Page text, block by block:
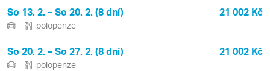
So 13. 2. – So 20. 2. (8 dní) 21 002 Kč
polopenze
So 20. 2. – So 27. 2. (8 dní) 21 002 Kč
polopenze